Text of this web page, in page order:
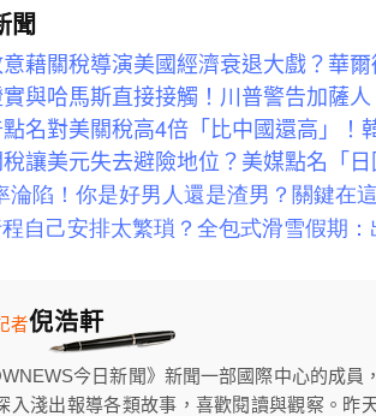
聞
藉關稅導演美國經濟衰退大戲？華
與哈馬斯直接接觸！川普警告加薩
名對美關稅高4倍「比中國還高」！
讓美元失去避險地位？美媒點名「
倪浩軒
者
今日新聞》新聞一部國際中心的成
入淺出報導各類故事，喜歡閱讀與觀察。昨